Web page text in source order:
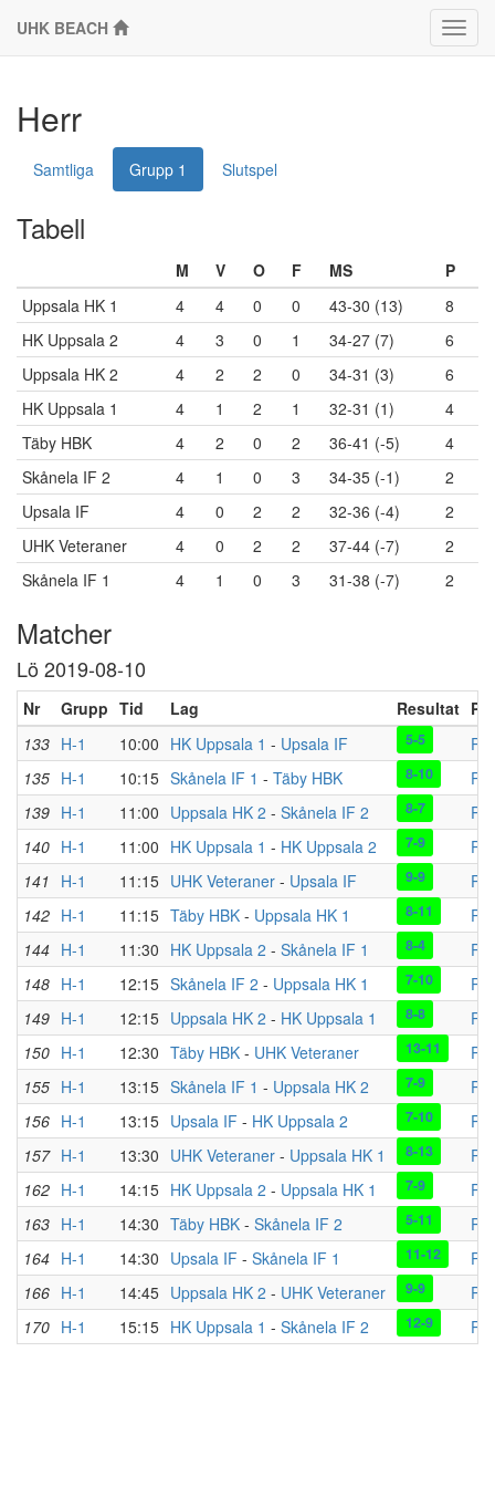
UHK BEACH
Herr
Samtliga Grupp 1 Slutspel
Tabell
M V O F MS
P
Uppsala HK 1
4 4 0 0 43-30 (13)
8
HK Uppsala 2
4 3 0 1 34-27 (7)
6
Uppsala HK 2
4 2 2 0 34-31 (3)
6
HK Uppsala 1
4 1 2 1 32-31 (1)
4
Täby HBK
4 2 0 2 36-41 (-5)
4
Skånela IF 2
4 1 0 3 34-35 (-1)
2
Upsala IF
4 0 2 2 32-36 (-4)
2
UHK Veteraner
4 0 2 2 37-44 (-7)
2
Skånela IF 1
4 1 0 3 31-38 (-7) 2
Matcher
Lö 2019-08-10
Nr Grupp Tid Lag Resultat
133 H-1 10:00 HK Uppsala 1 - Upsala IF 5-5
135 H-1 10:15 Skånela IF 1 - Täby HBK 8-10
139 H-1 11:00 Uppsala HK 2 - Skånela IF 2 8-7
140 H-1 11:00 HK Uppsala 1 - HK Uppsala 2 7-9
141 H-1 11:15 UHK Veteraner - Upsala IF 9-9
142 H-1 11:15 Täby HBK - Uppsala HK 1 8-11
144 H-1 11:30 HK Uppsala 2 - Skånela IF 1 8-4
148 H-1 12:15 Skånela IF 2 - Uppsala HK 1 7-10
149 H-1 12:15 Uppsala HK 2 - HK Uppsala 1 8-8
150 H-1 12:30 Täby HBK - UHK Veteraner 13-11
155 H-1 13:15 Skånela IF 1 - Uppsala HK 2 7-9
156 H-1 13:15 Upsala IF - HK Uppsala 2 7-10
157 H-1 13:30 UHK Veteraner - Uppsala HK 1 8-13
162 H-1 14:15 HK Uppsala 2 - Uppsala HK 1 7-9
163 H-1 14:30 Täby HBK - Skånela IF 2 5-11
164 H-1 14:30 Upsala IF - Skånela IF 1 11-12
166 H-1 14:45 Uppsala HK 2 - UHK Veteraner 9-9
170 H-1 15:15 HK Uppsala 1 - Skånela IF 2 12-9